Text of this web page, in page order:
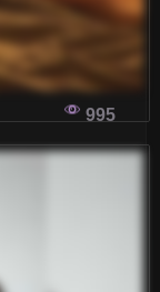
się z nimi
995